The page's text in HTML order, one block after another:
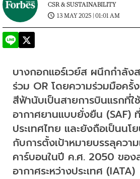
CSR & SUSTAINABILITY
13 MAY 2025 | 01:01 AM
บางกอกแอร์เวย์ส ผนึกกำลัง
ร่วม OR โดยความร่วมมือครั้
สีฟ้านับเป็นสายการบินแรกที่ใ
อากาศยานแบบยั่งยืน (SAF)
ประเทศไทย และยังถือเป็นน
กับการตั้งเป้าหมายบรรลุควา
คาร์บอนในปี ค.ศ. 2050 ขอ
อากาศระหว่างประเทศ (IATA)